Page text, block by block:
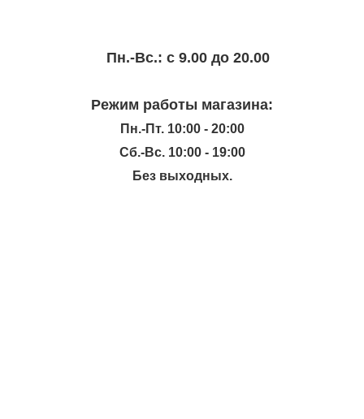
Пн.-Вc.: с 9.00 до 20.00
Режим работы магазина:
Пн.-Пт. 10:00 - 20:00
Сб.-Вс. 10:00 - 19:00
Без выходных.